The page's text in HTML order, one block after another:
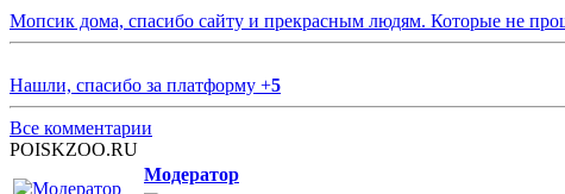
Мопсик дома, спасибо сайту и прекрасным людям. Которые не
Нашли, спасибо за платформу +5
Все комментарии
POISKZOO.RU
Модератор